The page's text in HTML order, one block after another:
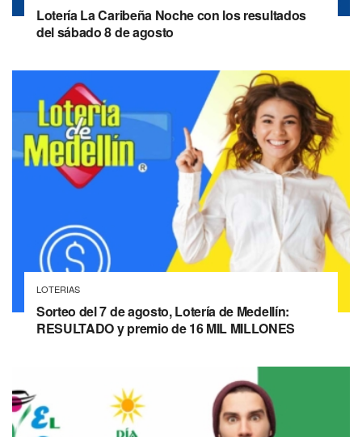
Lotería La Caribeña Noche con los resultados
del sábado 8 de agosto
LOTERIAS
Sorteo del 7 de agosto, Lotería de Medellín:
RESULTADO y premio de 16 MIL MILLONES